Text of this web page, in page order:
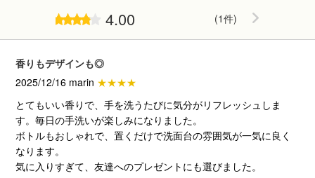
4.00 (1件)
香りもデザインも◎
2025/12/16 marin ★★★★
とてもいい香りで、手を洗うたびに気分がリフレッシュしま
す。毎日の手洗いが楽しみになりました。
ボトルもおしゃれで、置くだけで洗面台の雰囲気が一気に良く
なります。
気に入りすぎて、友達へのプレゼントにも選びました。